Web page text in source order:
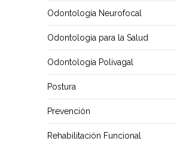
Odontología Neurofocal
Odontología para la Salud
Odontología Polivagal
Postura
Prevención
Rehabilitación Funcional